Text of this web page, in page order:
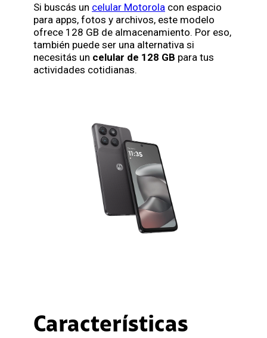
Si buscás un celular Motorola con espacio
para apps, fotos y archivos, este modelo
ofrece 128 GB de almacenamiento. Por eso,
también puede ser una alternativa si
necesitás un celular de 128 GB para tus
actividades cotidianas.
Características